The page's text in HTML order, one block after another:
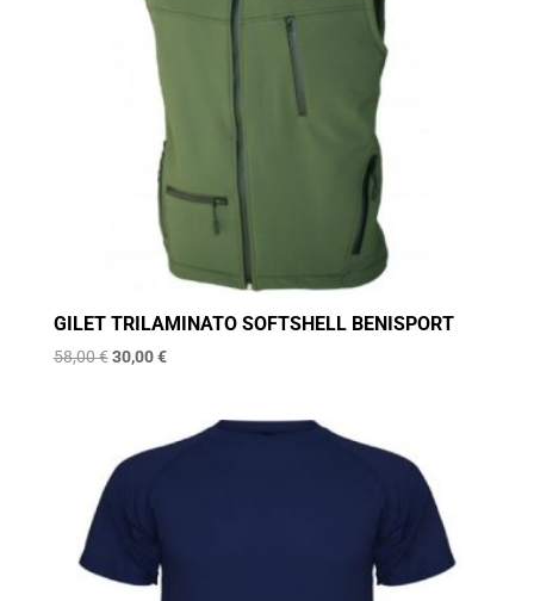
GILET TRILAMINATO SOFTSHELL BENISPORT
58,00€ Il
58,00 €.
30,00€Il
è: